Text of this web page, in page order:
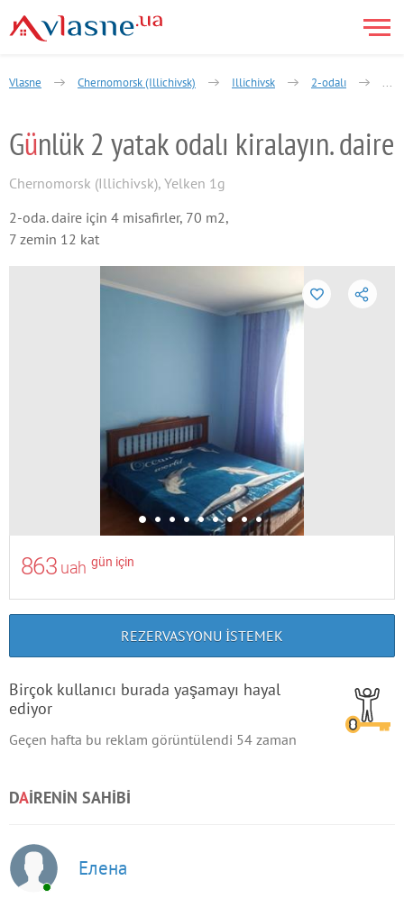
Vlasne Chernomorsk (Illichivsk) Illichivsk 2-odalı
Günlük 2 yatak odalı kiralayın. daire
Chernomorsk (Illichivsk), Yelken 1g
2-oda. daire için 4 misafirler, 70 m2,
7 zemin 12 kat
863 uah gün için
REZERVASYONU ISTEMEK
Birçok kullanıcı burada yaşamayı hayal
ediyor
Geçen hafta bu reklam görüntülendi 54 zaman
DAIRENIN SAHIBI
Елена